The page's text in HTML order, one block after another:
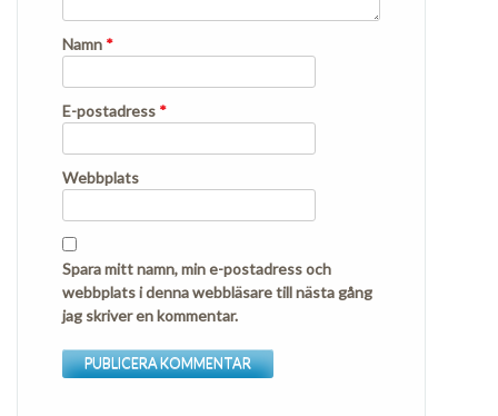
Namn *
E-postadress *
Webbplats
Spara mitt namn, min e-postadress och
webbplats i denna webbläsare till nästa gång
jag skriver en kommentar.